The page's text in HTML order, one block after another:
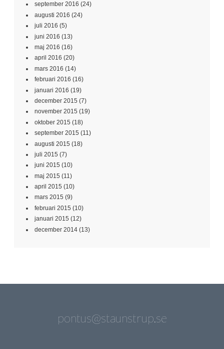
september 2016 (24)
augusti 2016 (24)
juli 2016 (5)
juni 2016 (13)
maj 2016 (16)
april 2016 (20)
mars 2016 (14)
februari 2016 (16)
januari 2016 (19)
december 2015 (7)
november 2015 (19)
oktober 2015 (18)
september 2015 (11)
augusti 2015 (18)
juli 2015 (7)
juni 2015 (10)
maj 2015 (11)
april 2015 (10)
mars 2015 (9)
februari 2015 (10)
januari 2015 (12)
december 2014 (13)
pontus@staunstrup.se